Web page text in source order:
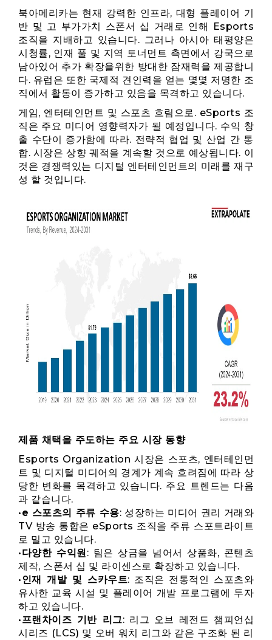
북아메리카는 현재 강력한 인프라, 대형 플레이어 기
반 및 고 부가가치 스폰서 십 거래로 인해 Esports
조직을 지배하고 있습니다. 그러나 아시아 태평양은
시청률, 인재 풀 및 지역 토너먼트 측면에서 강국으로
남아있어 추가 확장을위한 방대한 잠재력을 제공합니
다. 유럽은 또한 국제적 견인력을 얻는 몇몇 저명한 조
직에서 활동이 증가하고 있음을 목격하고 있습니다.
게임, 엔터테인먼트 및 스포츠 흐림으로. eSports 조
직은 주요 미디어 영향력자가 될 예정입니다. 수익 창
출 수단이 증가함에 따라. 전략적 협업 및 산업 간 통
합. 시장은 상향 궤적을 계속할 것으로 예상됩니다. 이
것은 경쟁력있는 디지털 엔터테인먼트의 미래를 재구
성 할 것입니다.
제품 채택을 주도하는 주요 시장 동향
Esports Organization 시장은 스포츠, 엔터테인먼
트 및 디지털 미디어의 경계가 계속 흐려짐에 따라 상
당한 변화를 목격하고 있습니다. 주요 트렌드는 다음
과 같습니다.
•e 스포츠의 주류 수용: 성장하는 미디어 권리 거래와
TV 방송 통합은 eSports 조직을 주류 스포트라이트
로 밀고 있습니다.
•다양한 수익원 : 팀은 상금을 넘어서 상품화, 콘텐츠
제작, 스폰서 십 및 라이센스로 확장하고 있습니다.
•인재 개발 및 스카우트: 조직은 전통적인 스포츠와
유사한 교육 시설 및 플레이어 개발 프로그램에 투자
하고 있습니다.
•프랜차이즈 기반 리그: 리그 오브 레전드 챔피언십
시리즈 (LCS) 및 오버 워치 리그와 같은 구조화 된 리